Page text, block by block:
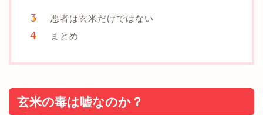
悪者は玄米だけではない
まとめ
玄米の毒は嘘なのか？